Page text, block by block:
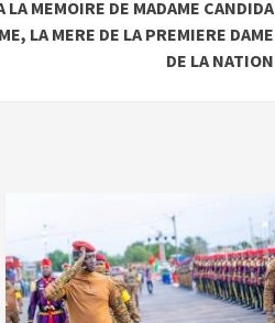
LA MEMOIRE DE MADAME CANDIDA
LA MERE DE LA PREMIERE DAME
DE LA NATION